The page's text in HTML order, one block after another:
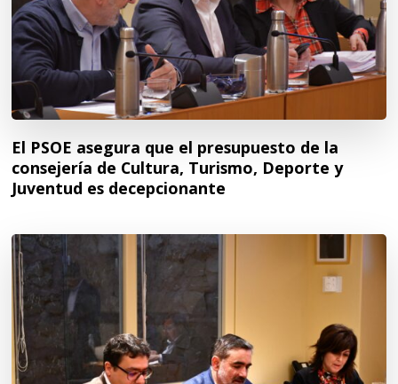
El PSOE asegura que el presupuesto de la
consejería de Cultura, Turismo, Deporte y
Juventud es decepcionante